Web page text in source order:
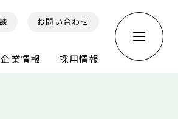
お問い合わせ
企業情報 採用情報